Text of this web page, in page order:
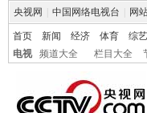
央视网 中国网络电视台 网
首页 新闻 经济 体育 综艺
电视
频道大全 栏目大全